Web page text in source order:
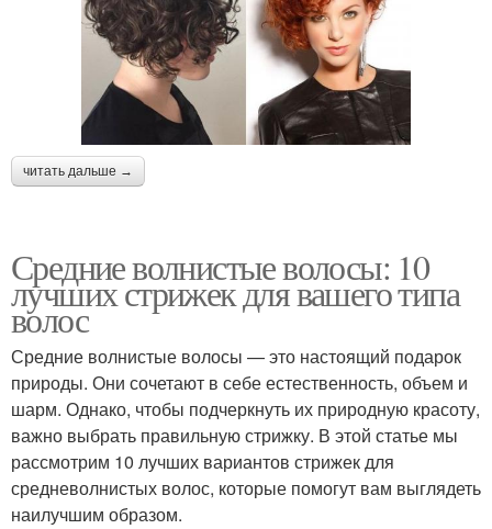
читать дальше →
Средние волнистые волосы: 10
лучших стрижек для вашего типа
волос
Средние волнистые волосы — это настоящий подарок
природы. Они сочетают в себе естественность, объем и
шарм. Однако, чтобы подчеркнуть их природную красоту,
важно выбрать правильную стрижку. В этой статье мы
рассмотрим 10 лучших вариантов стрижек для
средневолнистых волос, которые помогут вам выглядеть
наилучшим образом.